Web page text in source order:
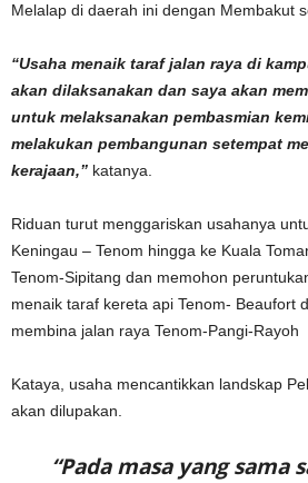
Melalap di daerah ini dengan Membakut
“Usaha menaik taraf jalan raya di
akan dilaksanakan dan saya akan
untuk melaksanakan pembasmian
melakukan pembangunan setempat
kerajaan,” katanya.
Riduan turut menggariskan usahanya
Keningau – Tenom hingga ke Kuala
Tenom-Sipitang dan memohon
menaik taraf kereta api Tenom- Beaufort
membina jalan raya Tenom-Pangi-Rayoh
Kataya, usaha mencantikkan landskap
akan dilupakan.
“Pada masa yang sama